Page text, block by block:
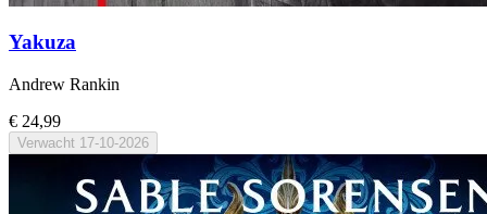
Yakuza
Andrew Rankin
€ 24,99
Verwacht 17-10-2026